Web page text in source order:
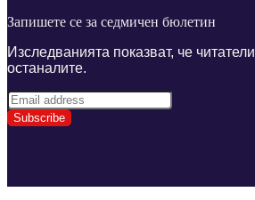
Запишете се за седмичен бюлетин
Изследванията показват, че
останалите.